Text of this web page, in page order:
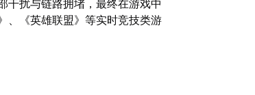
干扰与链路拥堵，最终在游戏中
、《英雄联盟》等实时竞技类游